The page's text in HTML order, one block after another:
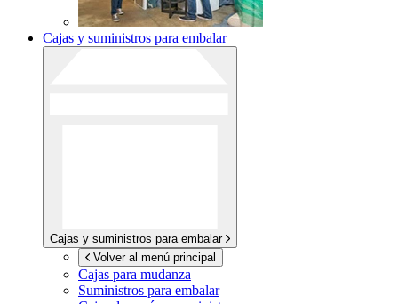
Cajas y suministros para embalar
Cajas y suministros para embalar
Volver al menú principal
Cajas para mudanza
Suministros para embalar